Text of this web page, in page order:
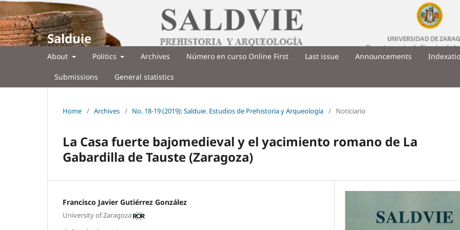
Salduie
About Politics Archives Número en curso Online First Last issue Announcements
Submissions General statistics
Home / Archives / No. 18-19 (2019): Salduie. Estudios de Prehistoria y Arqueología / Noticiario
La Casa fuerte bajomedieval y el yacimiento romano de La
Gabardilla de Tauste (Zaragoza)
Francisco Javier Gutiérrez González
University of Zaragoza